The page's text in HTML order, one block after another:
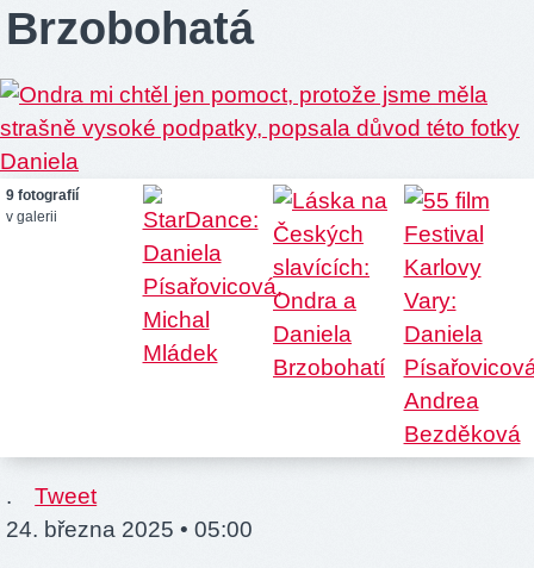
Brzobohatá
9 fotografií
v galerii
.
Tweet
24. března 2025 • 05:00